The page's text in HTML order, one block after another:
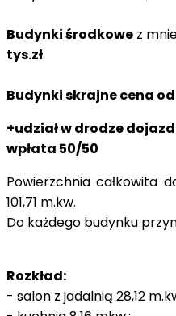
Budynki środkowe z
tys.zł
Budynki skrajne cena od
+udział w drodze
wpłata 50/50
Powierzchnia całkowita
101,71 m.kw.
Do każdego budynku
Rozkład:
- salon z jadalnią 28,12